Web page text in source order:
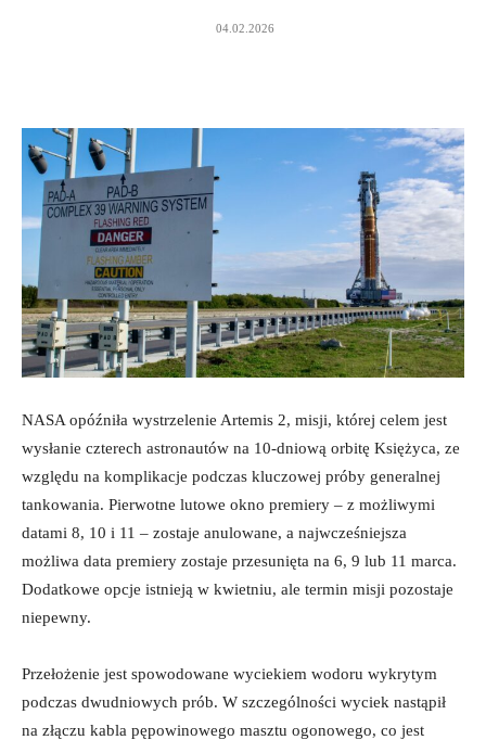
04.02.2026
NASA opóźniła wystrzelenie Artemis 2, misji, której celem jest
wysłanie czterech astronautów na 10-dniową orbitę Księżyca, ze
względu na komplikacje podczas kluczowej próby generalnej
tankowania. Pierwotne lutowe okno premiery – z możliwymi
datami 8, 10 i 11 – zostaje anulowane, a najwcześniejsza
możliwa data premiery zostaje przesunięta na 6, 9 lub 11 marca.
Dodatkowe opcje istnieją w kwietniu, ale termin misji pozostaje
niepewny.
Przełożenie jest spowodowane wyciekiem wodoru wykrytym
podczas dwudniowych prób. W szczególności wyciek nastąpił
na złączu kabla pępowinowego masztu ogonowego, co jest